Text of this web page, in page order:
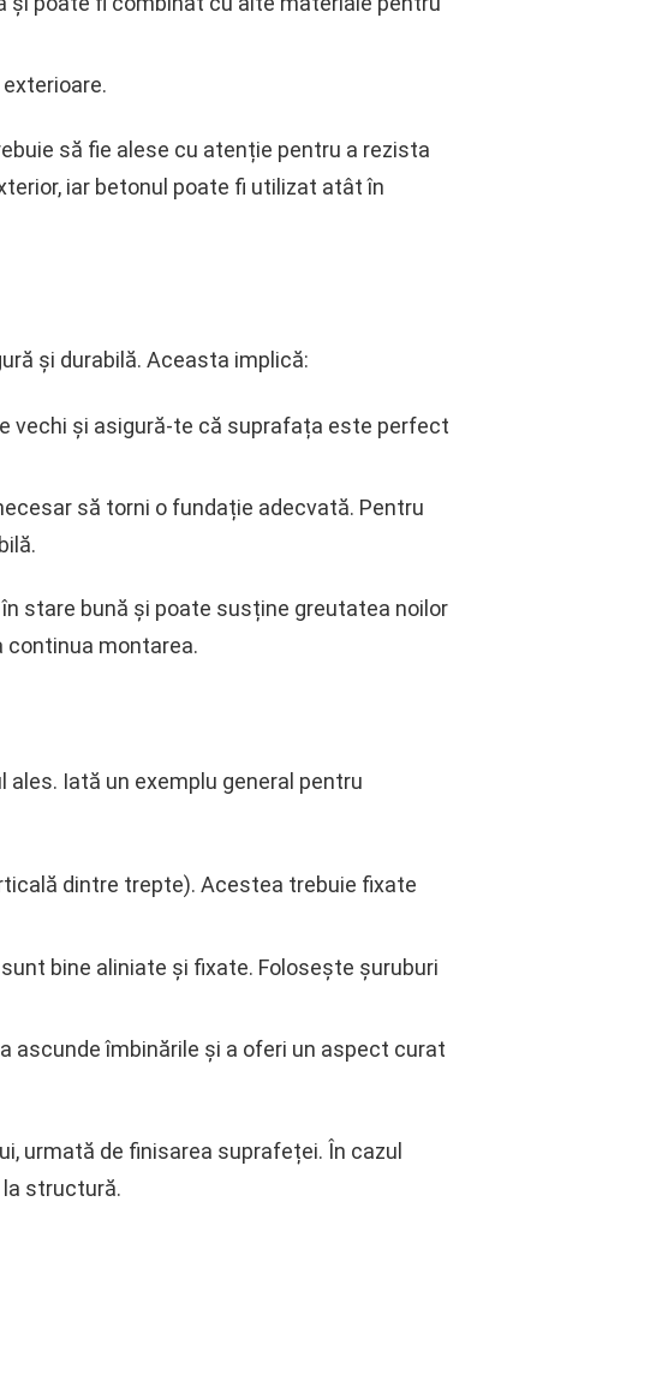
să fie alese cu atenție pentru a rezista
iar betonul poate fi utilizat atât în
și durabilă. Aceasta implică:
vechi și asigură-te că suprafața este perfect
să torni o fundație adecvată. Pentru
stare bună și poate susține greutatea noilor
continua montarea.
Iată un exemplu general pentru
dintre trepte). Acestea trebuie fixate
bine aliniate și fixate. Folosește șuruburi
ascunde îmbinările și a oferi un aspect curat
urmată de finisarea suprafeței. În cazul
structură.